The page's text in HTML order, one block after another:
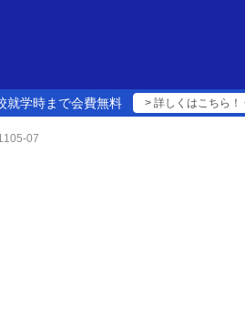
就学時まで会費無料 > 詳しくはこちら！
07